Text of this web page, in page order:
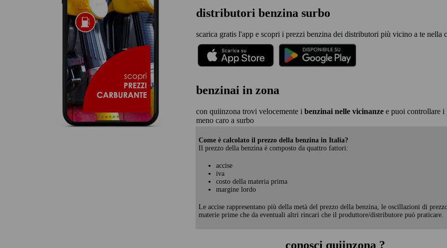
distributori benzina surbo
scarica gratis l'app e scopri i prezzi benzina dei distributori più vicino a te nella
benzinai in zona
con quiinzona trovi velocemente i benzinai nelle vicinanze e puoi controllare i
meno caro a surbo
Come è calcolato il prezzo della benzina in Italia?
Il prezzo della benzina è composto da quattro fattori:
accise
iva
costo della materia prima
margine lordo
Le accise rappresentano più della metà del prezzo della benzina, le oscillazioni di
materie prime che da eventuali altri rincari che il produttore/distributore può praticare.
conosci quiinzona ?